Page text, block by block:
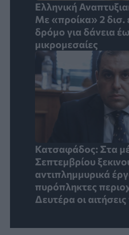
Ελληνική
Με «προίκα» 2 δισ.
δρόμο για δάνεια
μικρομεσαίες
Κατσαφάδος: Στα
Σεπτεμβρίου
αντιπλημμυρικά
πυρόπληκτες
Δευτέρα οι